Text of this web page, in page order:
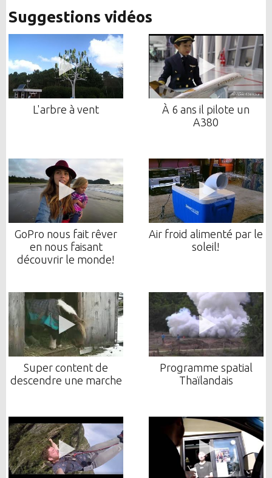
Suggestions vidéos
L'arbre à vent
À 6 ans il pilote un
A380
GoPro nous fait rêver
en nous faisant
découvrir le monde!
Air froid alimenté par le
soleil!
Super content de
descendre une marche
Programme spatial
Thaïlandais